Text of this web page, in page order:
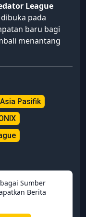
League
pada
baru bagi
menantang
Pasifik
Sumber
Berita